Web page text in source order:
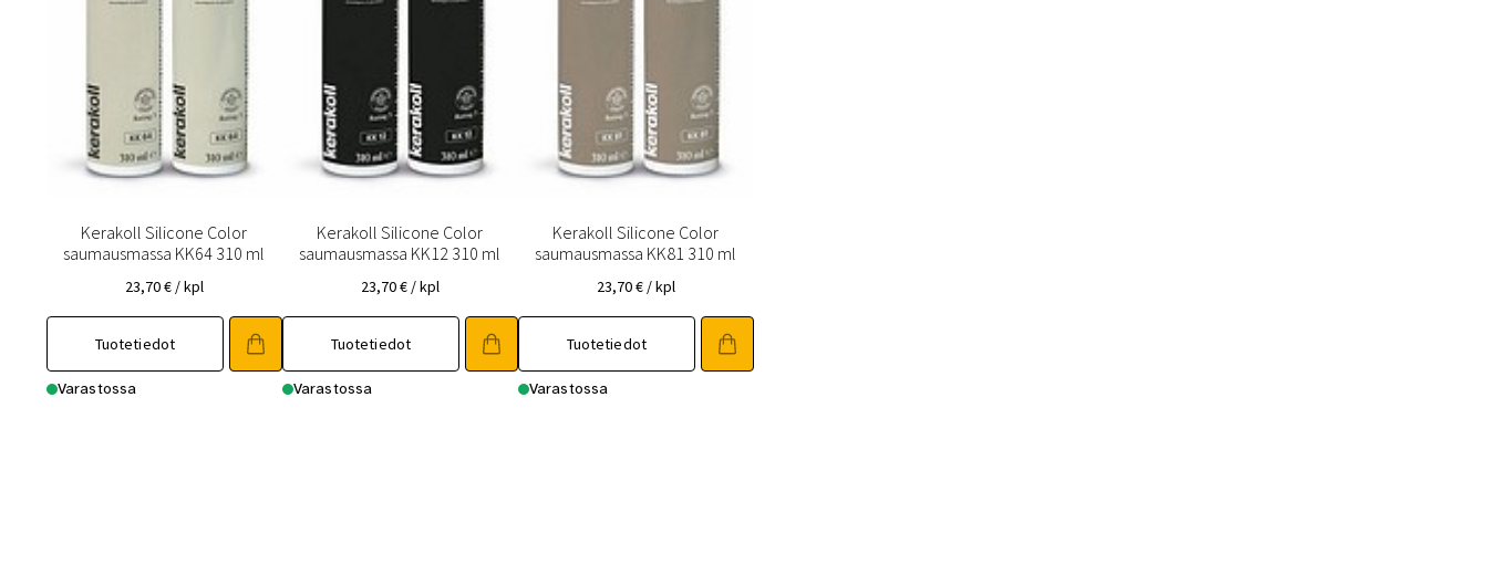
Kerakoll Silicone Color
saumausmassa KK64 310 ml
23,70€ / kpl
Tuotetiedot
Varastossa
Kerakoll Silicone Color
saumausmassa KK12 310 ml
23,70€ / kpl
Tuotetiedot
Varastossa
Kerakoll Silicone Color
saumausmassa KK81 310 ml
23,70€ / kpl
Tuotetiedot
Varastossa